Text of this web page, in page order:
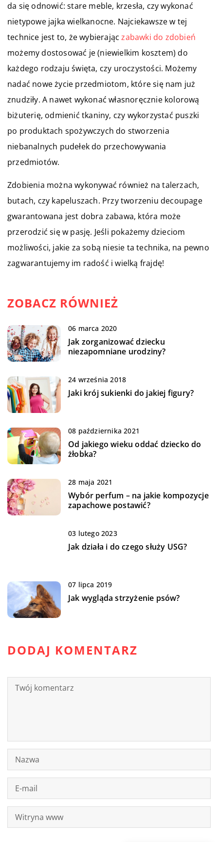
da się odnowić: stare meble, krzesła, czy wykonać
nietypowe jajka wielkanocne. Najciekawsze w tej
technice jest to, że wybierajączabawki do zdobień
możemy dostosować je (niewielkim kosztem) do
każdego rodzaju święta, czy uroczystości. Możemy
nadać nowe życie przedmiotom, które się nam już
znudziły. A nawet wykonać własnoręcznie kolorową
biżuterię, odmienić tkaniny, czy wykorzystać puszki
po produktach spożywczych do stworzenia
niebanalnych pudełek do przechowywania
przedmiotów.
Zdobienia można wykonywać również na talerzach,
butach, czy kapeluszach. Przy tworzeniu decoupage
gwarantowana jest dobra zabawa, która może
przerodzić się w pasję. Jeśli pokażemy dzieciom
możliwości, jakie za sobą niesie ta technika, na pewno
zagwarantujemy im radość i wielką frajdę!
ZOBACZ RÓWNIEŻ
06 marca 2020
Jak zorganizować dziecku
niezapomniane urodziny?
24 września 2018
Jaki krój sukienki do jakiej figury?
08 października 2021
Od jakiego wieku oddać dziecko do
żłobka?
28 maja 2021
Wybór perfum – na jakie kompozycje
zapachowe postawić?
03 lutego 2023
Jak działa i do czego służy USG?
07 lipca 2019
Jak wygląda strzyżenie psów?
DODAJ KOMENTARZ